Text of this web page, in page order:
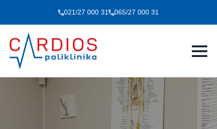
021/27 000 31 065/27 000 31